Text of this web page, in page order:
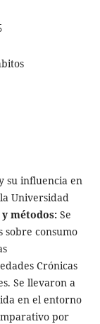
su influencia en
Universidad
métodos: Se
sobre consumo
Crónicas
Se llevaron a
en el entorno
por